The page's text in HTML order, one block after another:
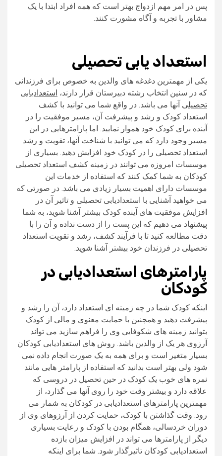
پس در امر مهم ازدواج بهتر است که همه افراد ابتدا با یک
مشاور با تجربه و آگاه مشورت کنند.
استعداد یابی تحصیلی
یکی از مهمترین دغدغه های والدین به خصوص برای فرزندانی
که در سنین انتخاب رشته دبیرستان قرار دارند، استعدادیابی
تحصیلی آنها می باشد. در واقع شما می توانید با کشف
استعداد کودک و رشد و پیشرفت آن، مسیر موفقیت را در
آینده برای کودک خود هموار نمایید. اما پارامترهایی در این
مسیر وجود دارد که می توانید با شناخت آنها، تقویت و رشد
استعداد تحصیلی را در کودک خود افزایش دهید. بسیاری از
موسسات امروزه می توانند در زمینه کشف استعداد تحصیلی
کودکان به شما کمک کنند که استفاده از خدمات این
موسسات دارای اهمیت بسیار زیادی می باشد. در صورتی که
می خواهید آشنایی با استعدادیابی تحصیلی و تاثیر آن در
افزایش موفقیت های آینده کودک بیشتر آشنا شوید، به شما
پیشنهاد می دهیم که این پست را از دست نداده و آن را با
دقت مطالعه کنید تا با فرآیند کشف، رشد و تقویت استعداد
تحصیلی در فرزندان خود بیشتر آشنا شوید.
پارامترهای استعدادیابی در
کودکان
اینکه کودک شما در چه زمینه ای استعداد دارد، آن را رشد و
پیشرفت دهید و همچنین با حمایت معنوی و مالی از کودک
بتوانید زمینه های شکوفایی وی را فراهم سازید می تواند
آرزوی هر یک از والدین باشد. روش های استعدادیابی کودکان
بسیار متغیر است و برای همه به یک صورت انجام داده نمی
شود ولی بهتر است بدانید که استفاده از پارامتر هایی مانند
نمره های خوب یک کودک در حین تحصیل در دروسی که
علاقه دارد و بیشتر وقت خود را روی آنها می گذارد، از
مهمترین پارامترهای استعدادیابی در کودکان به شمار می
رود. وقت گذاشتن با کودک، حمایت کردن از آرزوهای وی از
دوران خردسالی، همگام بودن با کودک و رعایت بسیاری
دیگر از پارامترها می تواند در افزایش میزان بازده
استعدادیابی کودکان تاثیرگذار شود. شما برای اینکه